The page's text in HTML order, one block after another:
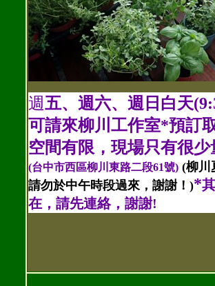
週五、週六、週日白天
可請來柳川工作室*預訂
空間有限，現場只有很少
(台中市西區柳川東路二段61號) (柳川
請勿於中午時段過來，謝謝！)*
在，請先連絡，謝謝!